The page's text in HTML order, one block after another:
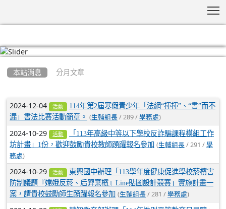
本站消息 分月文章
文章列表
2024-12-04 活動
114年第2屆寒假青少年「法網“揮揮”、“書”而不
漏」書法比賽活動簡章。 (生輔組長 / 289 / 學務處)
2024-10-29 活動
「113年高級中等以下學校反詐騙課程模組工作
坊計畫」1份，歡迎鼓勵貴校教師踴躍報名參加
(生輔組長 / 291 / 學
務處)
2024-10-29 活動
東興國中辦理「113學年度健康促進學校菸檳害
防制議題『嫦娥反菸、后羿棄檳』Line貼圖設計競賽」實施計畫一
案，請貴校鼓勵師生踴躍報名參加
(生輔組長 / 281 / 學務處)